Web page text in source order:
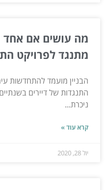
מה עושים אם אחד
מתנגד לפרויקט
הבניין מועמד להתחדשות
התנגדות של דיירים
ניכרת...
קרא עוד »
יול 28, 2020